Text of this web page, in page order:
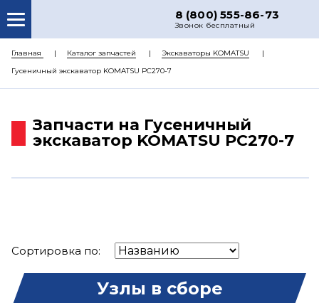
8 (800) 555-86-73
Звонок бесплатный
О НАС
КАТАЛОГ ЗАПЧАСТЕЙ
ДОСТАВКА
Главная Каталог запчастей
Экскаваторы KOMATSU
Гусеничный экскаватор KOMATSU PC270-7
Запчасти на Гусеничный
экскаватор KOMATSU PC270-7
Сортировка по:
Узлы в сборе